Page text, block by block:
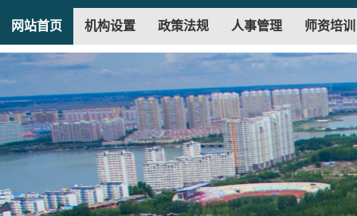
网站首页 机构设置 政策法规 人事管理 师资培训